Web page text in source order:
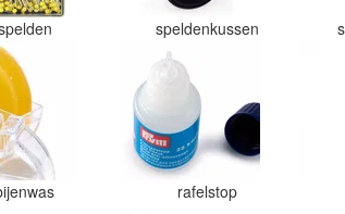
speldenkussen
rafelstop